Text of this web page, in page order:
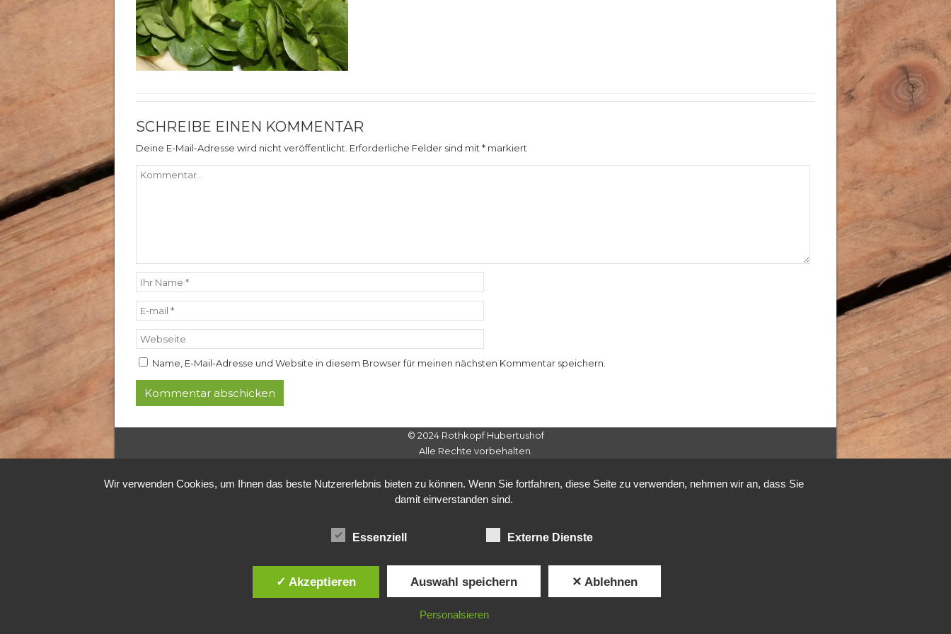
SCHREIBE EINEN KOMMENTAR
Deine E-Mail-Adresse wird nicht veröffentlicht. Erforderliche Felder sind mit * markiert
Name, E-Mail-Adresse und Website in diesem Browser für meinen nächsten Kommentar speichern.
© 2024 Rothkopf Hubertushof
Alle Rechte vorbehalten.
Wir verwenden Cookies, um Ihnen das beste Nutzererlebnis bieten zu können. Wenn Sie fortfahren, diese Seite zu verwenden, nehmen wir an, dass Sie
damit einverstanden sind.
Essenziell Externe Dienste
✓ Akzeptieren Auswahl speichern ✕ Ablehnen
Personalsieren